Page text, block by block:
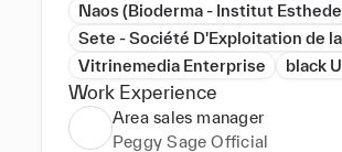
Naos (Bioderma - Institut
Sete - Société D'Exploitation de
Vitrinemedia Enterprise
black
Work Experience
Area sales manager
Peggy Sage Official